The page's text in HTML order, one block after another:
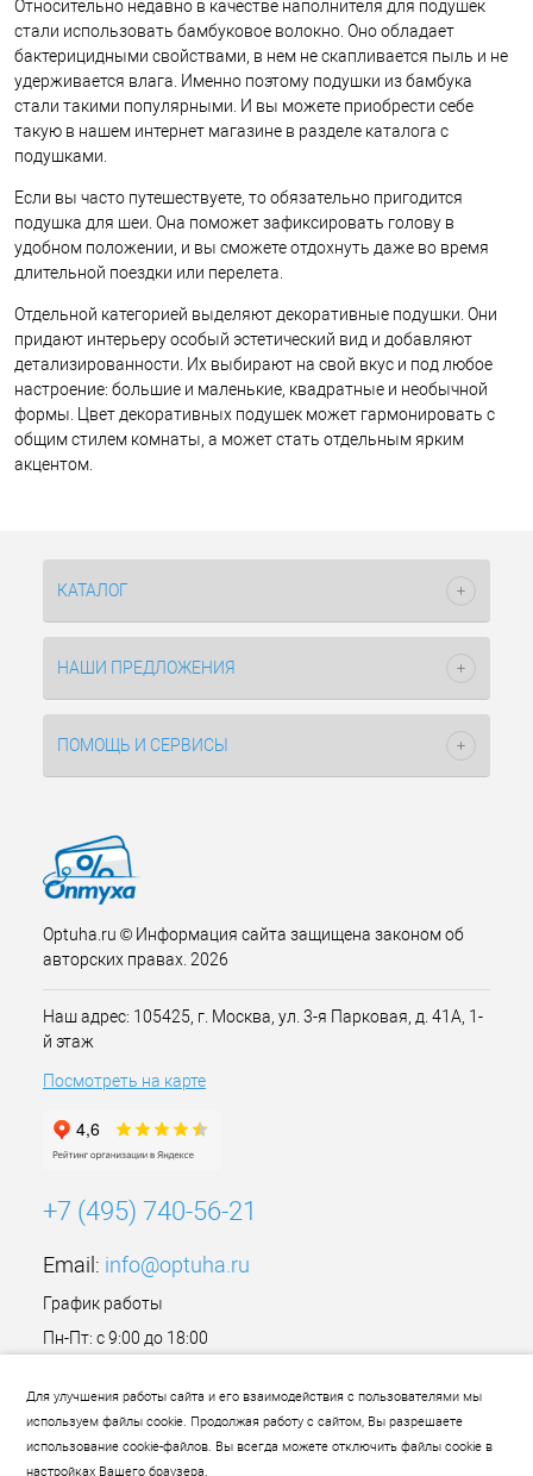
Относительно недавно в качестве наполнителя для подушек
стали использовать бамбуковое волокно. Оно обладает
бактерицидными свойствами, в нем не скапливается пыль и не
удерживается влага. Именно поэтому подушки из бамбука
стали такими популярными. И вы можете приобрести себе
такую в нашем интернет магазине в разделе каталога с
подушками.
Если вы часто путешествуете, то обязательно пригодится
подушка для шеи. Она поможет зафиксировать голову в
удобном положении, и вы сможете отдохнуть даже во время
длительной поездки или перелета.
Отдельной категорией выделяют декоративные подушки. Они
придают интерьеру особый эстетический вид и добавляют
детализированности. Их выбирают на свой вкус и под любое
настроение: большие и маленькие, квадратные и необычной
формы. Цвет декоративных подушек может гармонировать с
общим стилем комнаты, а может стать отдельным ярким
акцентом.
Для улучшения работы сайта и его взаимодействия с пользователями мы
используем файлы cookie. Продолжая работу с сайтом, Вы разрешаете
использование cookie-файлов. Вы всегда можете отключить файлы cookie в
настройках Вашего браузера.
КАТАЛОГ
НАШИ ПРЕДЛОЖЕНИЯ
ПОМОЩЬ И СЕРВИСЫ
Optuha.ru © Информация сайта защищена законом об
авторских правах. 2026
Наш адрес: 105425, г. Москва, ул. 3-я Парковая, д. 41А, 1-
й этаж
Посмотреть на карте
+7 (495) 740-56-21
Email: info@optuha.ru
График работы
Пн-Пт: с 9:00 до 18:00